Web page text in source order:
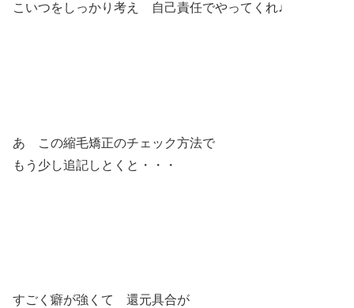
こいつをしっかり考え 自己責任でやってくれ♩
あ この縮毛矯正のチェック方法で
もう少し追記しとくと・・・
すごく癖が強くて 還元具合が